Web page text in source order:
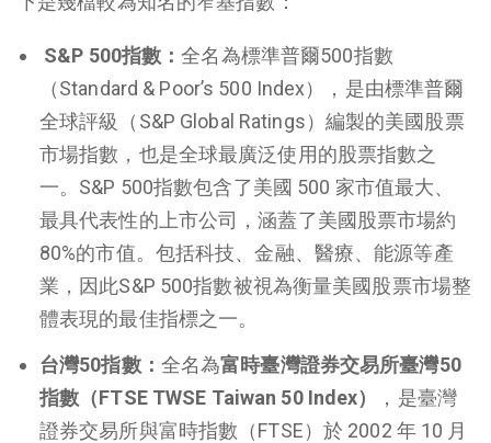
S&P 500指數：全名為標準普爾500指數
（Standard & Poor’s 500 Index），是由標準普爾
全球評級（S&P Global Ratings）編製的美國股票
市場指數，也是全球最廣泛使用的股票指數之
一。S&P 500指數包含了美國 500 家市值最大、
最具代表性的上市公司，涵蓋了美國股票市場約
80%的市值。包括科技、金融、醫療、能源等產
業，因此S&P 500指數被視為衡量美國股票市場整
體表現的最佳指標之一。
台灣50指數： 全名為富時臺灣證券交易所臺灣50
指數（FTSE TWSE Taiwan 50 Index）
，是臺灣
證券交易所與富時指數（FTSE）於 2002 年 10 月